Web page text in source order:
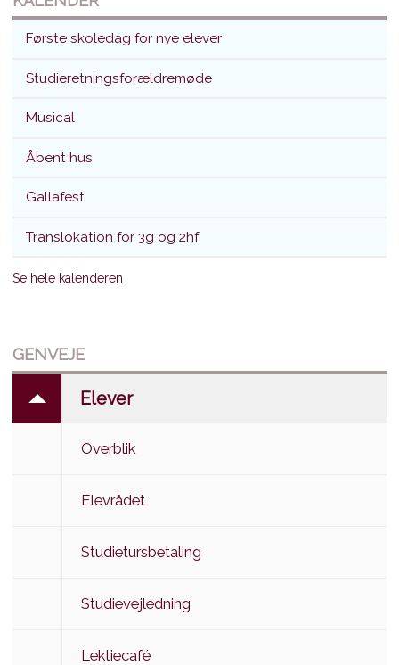
Første skoledag for nye elever
Studieretningsforældremøde
Musical
Åbent hus
Gallafest
Translokation for 3g og 2hf
Se hele kalenderen
GENVEJE
Elever
Overblik
Elevrådet
Studietursbetaling
Studievejledning
Lektiecafé